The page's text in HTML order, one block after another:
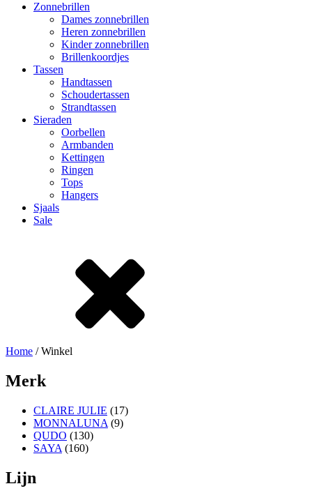
Zonnebrillen
Dames zonnebrillen
Heren zonnebrillen
Kinder zonnebrillen
Brillenkoordjes
Tassen
Handtassen
Schoudertassen
Strandtassen
Sieraden
Oorbellen
Armbanden
Kettingen
Ringen
Tops
Hangers
Sjaals
Sale
Home / Winkel
Merk
CLAIRE JULIE (17)
MONNALUNA (9)
QUDO (130)
SAYA (160)
Lijn